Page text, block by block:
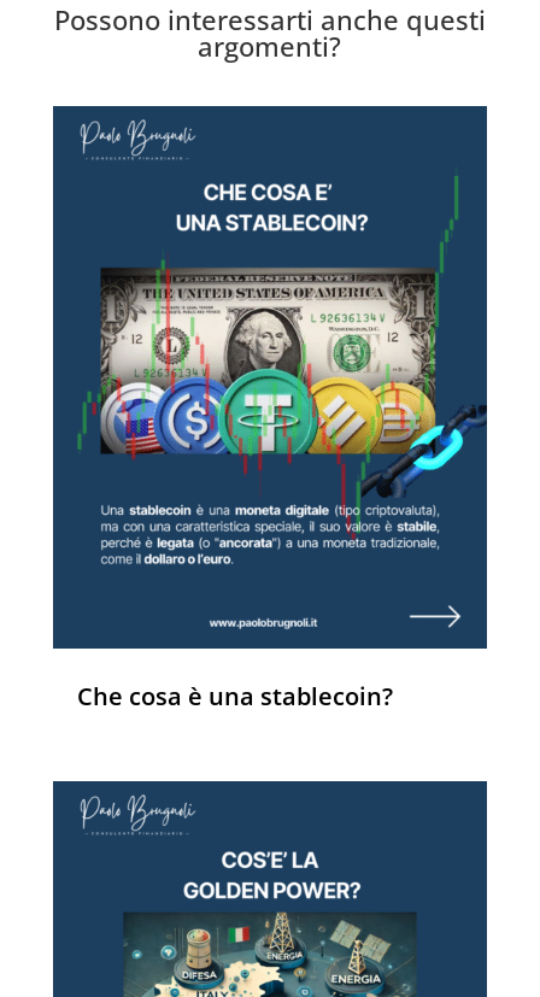
Possono interessarti anche questi
argomenti?
Che cosa è una stablecoin?